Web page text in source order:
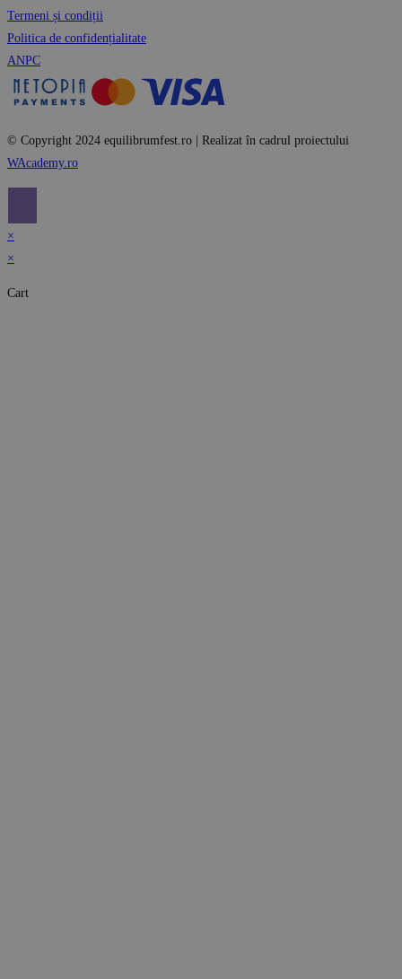
Termeni și condiții
Politica de confidențialitate
ANPC
© Copyright 2024 equilibrumfest.ro | Realizat în cadrul proiectului
WAcademy.ro
×
×
Cart